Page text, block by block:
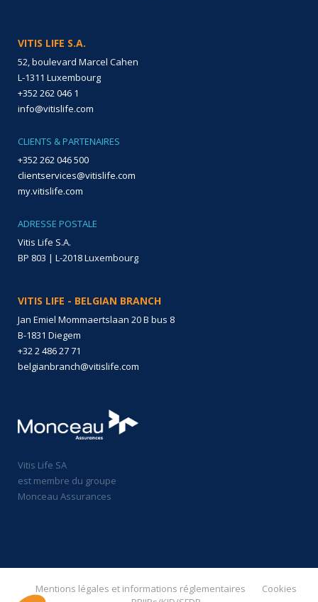
VITIS LIFE S.A.
52, boulevard Marcel Cahen
L-1311 Luxembourg
+352 262 046 1
info@vitislife.com
CLIENTS & PARTENAIRES
+352 262 046 500
clientservices@vitislife.com
my.vitislife.com
ADRESSE POSTALE
Vitis Life S.A.
BP 803 | L-2018 Luxembourg
VITIS LIFE - BELGIAN BRANCH
Jan Emiel Mommaertslaan 20 B bus 8
B-1831 Diegem
+32 2 486 27 71
belgianbranch@vitislife.com
Vitis Life SA
est membre du groupe
Monceau Assurances
Mentions légales et informations réglementaires
Cookies